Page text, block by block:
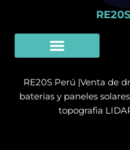
RE20S Perú |Venta de
baterias y paneles
topografia